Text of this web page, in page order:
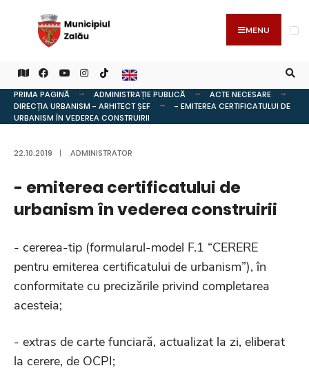
MENU
PRIMA PAGINĂ ADMINISTRAȚIE PUBLICĂ
ACTE NECESARE
DIRECȚIA URBANISM - ARHITECT ȘEF
- EMITEREA CERTIFICATULUI DE
URBANISM ÎN VEDEREA CONSTRUIRII
22.10.2019 | ADMINISTRATOR
- emiterea certificatului de
urbanism în vederea construirii
- cererea-tip (formularul-model F.1 “CERERE
pentru emiterea certificatului de urbanism”), în
conformitate cu precizările privind completarea
acesteia;
- extras de carte funciară, actualizat la zi, eliberat
la cerere, de OCPI;